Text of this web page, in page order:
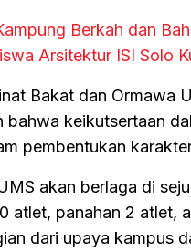
Berkah dan
Arsitektur ISI Solo
Bakat dan Ormawa
bahwa keikutsertaan
pembentukan
akan berlaga di
atlet, panahan 2 atlet,
dari upaya kampus